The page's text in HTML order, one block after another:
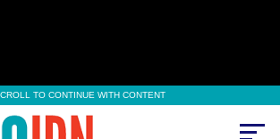
TO CONTINUE WITH CONTENT